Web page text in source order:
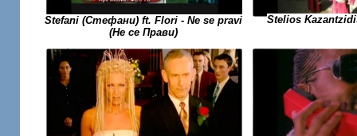
Stefani (Стефани) ft. Flori - Ne se pravi
(Не се Прави)
Stelios